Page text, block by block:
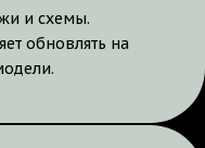
и схемы.
обновлять на